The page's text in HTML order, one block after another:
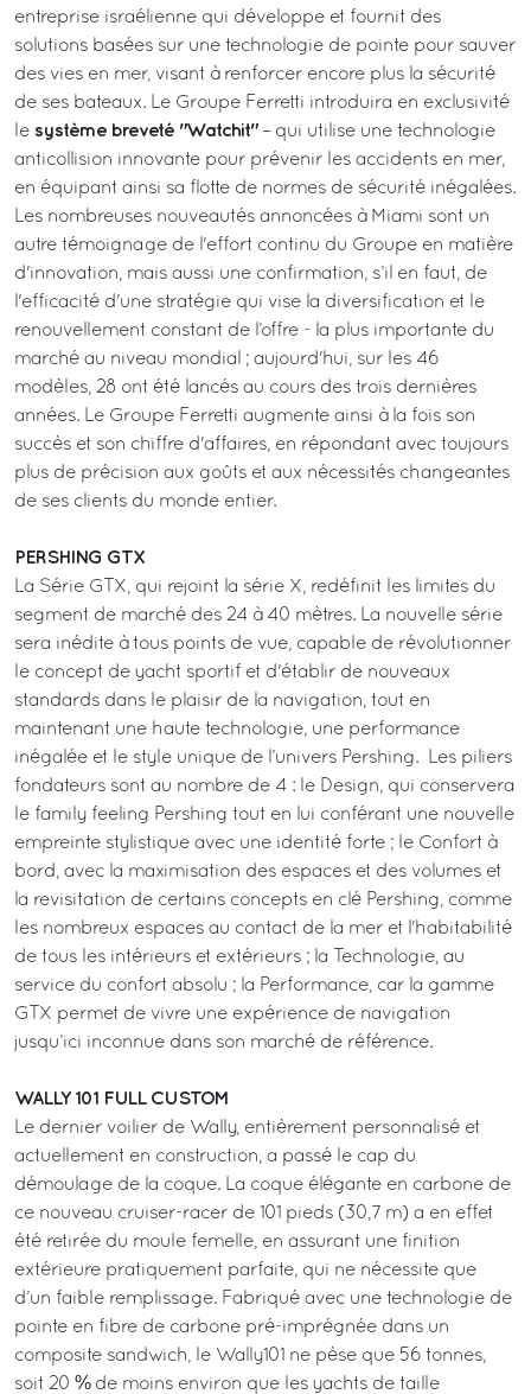
entreprise israélienne qui développe et fournit des
solutions basées sur une technologie de pointe pour sauver
des vies en mer, visant à renforcer encore plus la sécurité
de ses bateaux. Le Groupe Ferretti introduira en exclusivité
le système breveté "Watchit"– qui utilise une technologie
anticollision innovante pour prévenir les accidents en mer,
en équipant ainsi sa flotte de normes de sécurité inégalées.
Les nombreuses nouveautés annoncées à Miami sont un
autre témoignage de l'effort continu du Groupe en matière
d'innovation, mais aussi une confirmation, s’il en faut, de
l'efficacité d'une stratégie qui vise la diversification et le
renouvellement constant de l’offre - la plus importante du
marché au niveau mondial ; aujourd'hui, sur les 46
modèles, 28 ont été lancés au cours des trois dernières
années. Le Groupe Ferretti augmente ainsi à la fois son
succès et son chiffre d'affaires, en répondant avec toujours
plus de précision aux goûts et aux nécessités changeantes
de ses clients du monde entier.
PERSHING GTX
La Série GTX, qui rejoint la série X, redéfinit les limites du
segment de marché des 24 à 40 mètres. La nouvelle série
sera inédite à tous points de vue, capable de révolutionner
le concept de yacht sportif et d'établir de nouveaux
standards dans le plaisir de la navigation, tout en
maintenant une haute technologie, une performance
inégalée et le style unique de l’univers Pershing. Les piliers
fondateurs sont au nombre de 4 : le Design, qui conservera
le family feeling Pershing tout en lui conférant une nouvelle
empreinte stylistique avec une identité forte ; le Confort à
bord, avec la maximisation des espaces et des volumes et
la revisitation de certains concepts en clé Pershing, comme
les nombreux espaces au contact de la mer et l'habitabilité
de tous les intérieurs et extérieurs ; la Technologie, au
service du confort absolu ; la Performance, car la gamme
GTX permet de vivre une expérience de navigation
jusqu’ici inconnue dans son marché de référence.
WALLY 101 FULL CUSTOM
Le dernier voilier de Wally, entièrement personnalisé et
actuellement en construction, a passé le cap du
démoulage de la coque. La coque élégante en carbone de
ce nouveau cruiser-racer de 101 pieds (30,7 m) a en effet
été retirée du moule femelle, en assurant une finition
extérieure pratiquement parfaite, qui ne nécessite que
d’un faible remplissage. Fabriqué avec une technologie de
pointe en fibre de carbone pré-imprégnée dans un
composite sandwich, le Wally101 ne pèse que 56 tonnes,
soit 20 % de moins environ que les yachts de taille